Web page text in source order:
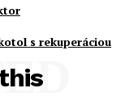
s rekuperáciou